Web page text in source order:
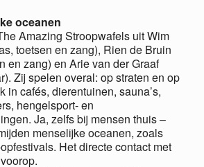
oceanen
Amazing Stroopwafels uit Wim
toetsen en zang), Rien de Bruin
en zang) en Arie van der Graaf
Zij spelen overal: op straten en op
in cafés, dierentuinen, sauna’s,
hengelsport- en
Ja, zelfs bij mensen thuis –
menselijke oceanen, zoals
Het directe contact met